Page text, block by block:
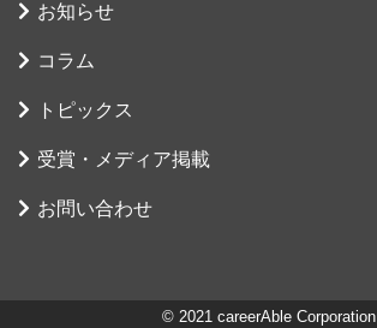
お知らせ
コラム
トピックス
受賞・メディア掲載
お問い合わせ
© 2021 careerAble Corporation